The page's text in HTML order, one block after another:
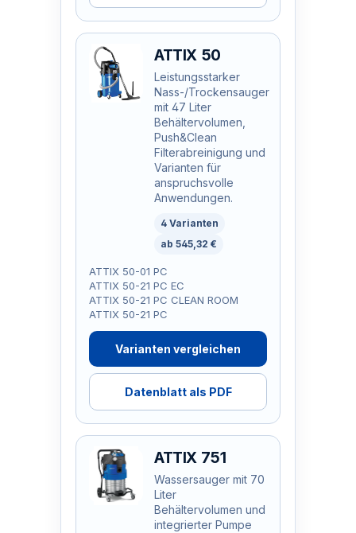
ATTIX 50
Leistungsstarker
Nass-/Trockensauger
mit 47 Liter
Behältervolumen,
Push&Clean
Filterabreinigung und
Varianten für
anspruchsvolle
Anwendungen.
4 Varianten
ab 545,32 €
ATTIX 50-01 PC
ATTIX 50-21 PC EC
ATTIX 50-21 PC CLEAN ROOM
ATTIX 50-21 PC
Varianten vergleichen
Datenblatt als PDF
ATTIX 751
Wassersauger mit 70
Liter
Behältervolumen und
integrierter Pumpe